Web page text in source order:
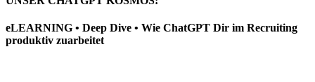
eLEARNING • Deep Dive • Wie ChatGPT Dir im Recruiting
produktiv zuarbeitet